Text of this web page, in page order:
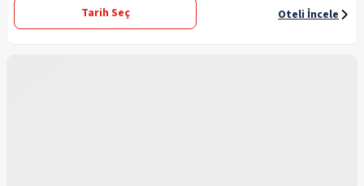
Tarih Seç
Oteli İncele